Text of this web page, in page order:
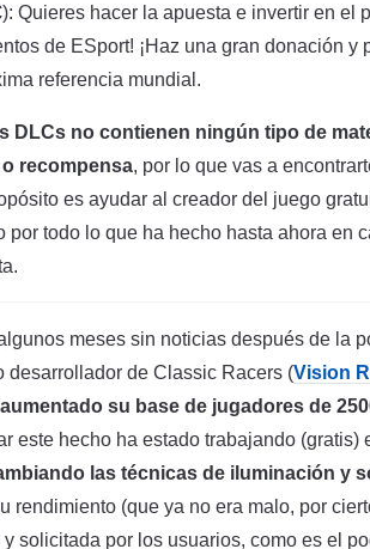
): Quieres hacer la apuesta e invertir en el
de ESport! ¡Haz una gran donación y
referencia mundial.
DLCs no contienen ningún tipo de
recompensa, por lo que vas a
es ayudar al creador del juego
todo lo que ha hecho hasta ahora en
meses sin noticias después de la
desarrollador de Classic Racers (Vision
su base de jugadores de
este hecho ha estado trabajando (gratis)
las técnicas de iluminación y
rendimiento (que ya no era malo, por
solicitada por los usuarios, como es el